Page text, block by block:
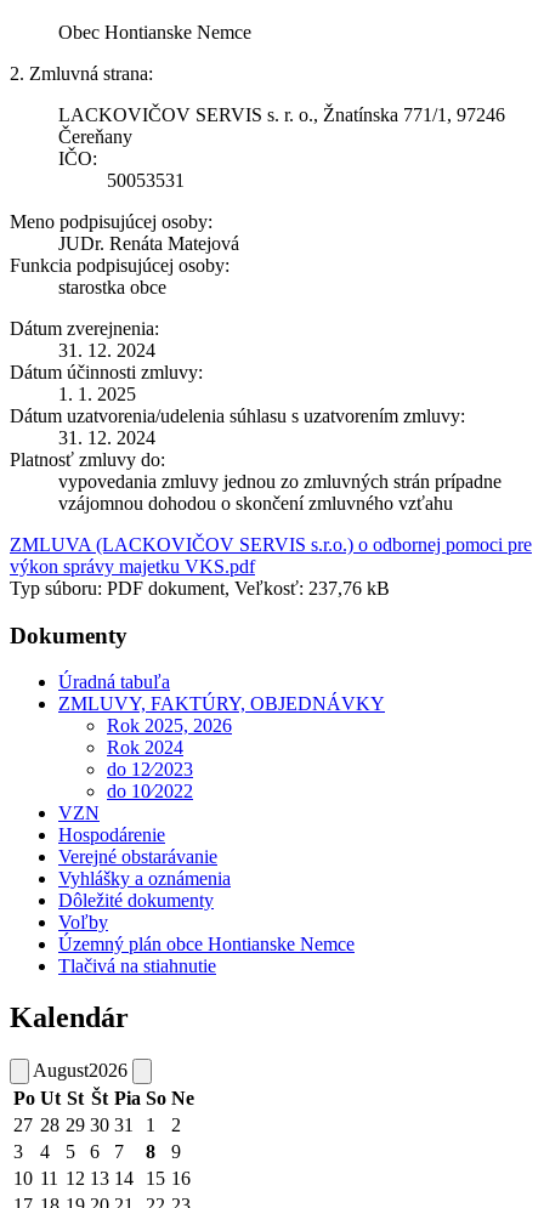
Obec Hontianske Nemce
2. Zmluvná strana:
LACKOVIČOV SERVIS s. r. o., Žnatínska 771/1, 97246
Čereňany
IČO:
50053531
Meno podpisujúcej osoby:
JUDr. Renáta Matejová
Funkcia podpisujúcej osoby:
starostka obce
Dátum zverejnenia:
31. 12. 2024
Dátum účinnosti zmluvy:
1. 1. 2025
Dátum uzatvorenia/udelenia súhlasu s uzatvorením zmluvy:
31. 12. 2024
Platnosť zmluvy do:
vypovedania zmluvy jednou zo zmluvných strán prípadne
vzájomnou dohodou o skončení zmluvného vzťahu
ZMLUVA (LACKOVIČOV SERVIS s.r.o.) o odbornej pomoci pre
výkon správy majetku VKS.pdf
Typ súboru: PDF dokument, Veľkosť: 237,76 kB
Dokumenty
Úradná tabuľa
ZMLUVY, FAKTÚRY, OBJEDNÁVKY
Rok 2025, 2026
Rok 2024
do 12⁄2023
do 10⁄2022
VZN
Hospodárenie
Verejné obstarávanie
Vyhlášky a oznámenia
Dôležité dokumenty
Voľby
Územný plán obce Hontianske Nemce
Tlačivá na stiahnutie
Kalendár
August2026
Po Ut St Št Pia So Ne
27 28 29 30 31 1
2
3
4 5 6 7 8
9
10 11 12 13 14 15 16